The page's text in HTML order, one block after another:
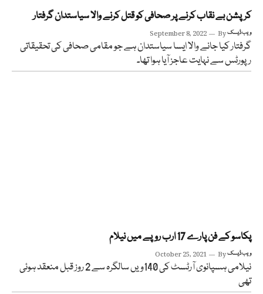
کرپشن بے نقاب کرنے پر صحافی کو قتل کرنے والا سیاستدان گرفتار
September 8, 2022 Byویب ڈیسک
گرفتار کیا جانے والا ایسا سیاستدان ہے جو مقامی صحافی کی تحقیقاتی
رپورٹس سے نہایت عاجز آیا ہوا تھا۔
پکاسو کے فن پارے 17 ارب روپے میں نیلام
October 25, 2021 Byویب ڈیسک
نیلامی ہسپانوی آرٹسٹ کی 140ویں سالگرہ سے 2 روز قبل منعقد ہوئی
تھی